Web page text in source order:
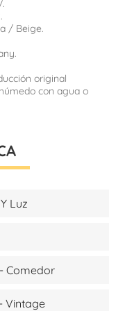
/ Beige.
original
con agua o
Luz
Comedor
Vintage